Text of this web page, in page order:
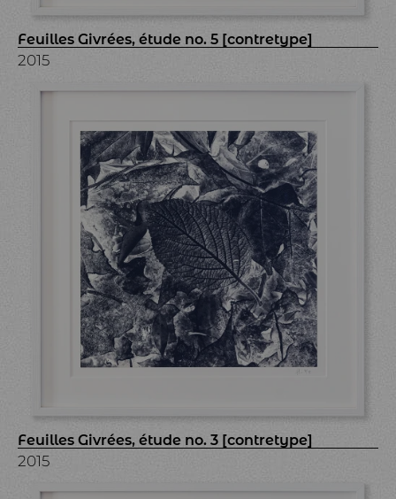
Feuilles Givrées, étude no. 5 [contretype]
2015
Feuilles Givrées, étude no. 3 [contretype]
2015